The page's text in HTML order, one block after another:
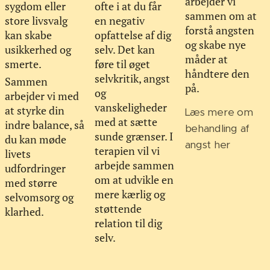
sygdom eller
store livsvalg
kan skabe
usikkerhed og
smerte.
Sammen
arbejder vi med
at styrke din
indre balance, så
du kan møde
livets
udfordringer
med større
selvomsorg og
klarhed.
ofte i at du får
en negativ
opfattelse af dig
selv. Det kan
føre til øget
selvkritik, angst
og
vanskeligheder
med at sætte
sunde grænser. I
terapien vil vi
arbejde sammen
om at udvikle en
mere kærlig og
støttende
relation til dig
selv.
sammen om at
forstå angsten
og skabe nye
måder at
håndtere den
på.
Læs mere om
behandling af
angst her